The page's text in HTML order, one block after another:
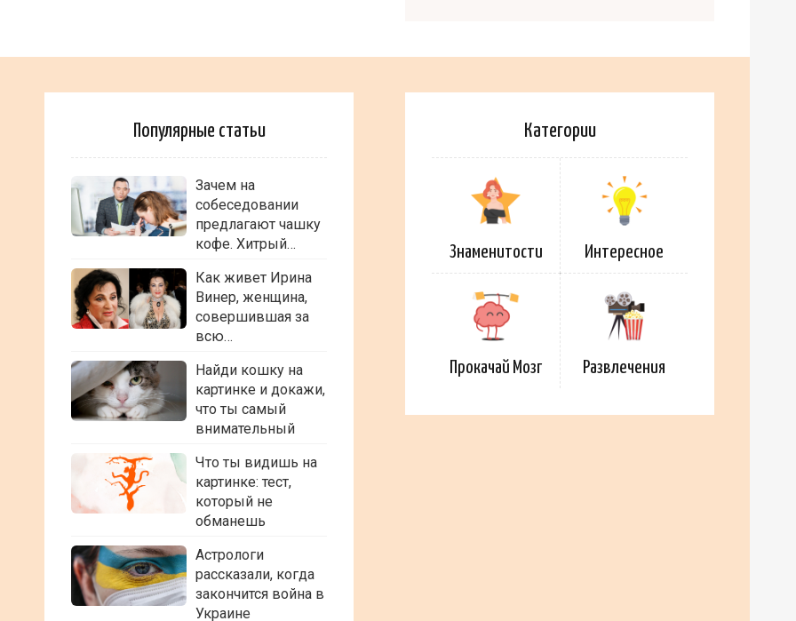
Популярные статьи
Зачем на
собеседовании
предлагают чашку
кофе. Хитрый…
Как живет Ирина
Винер, женщина,
совершившая за
всю…
Найди кошку на
картинке и докажи,
что ты самый
внимательный
Что ты видишь на
картинке: тест,
который не
обманешь
Астрологи
рассказали, когда
закончится война в
Украине
Категории
Знаменитости Интересное
Прокачай Мозг Развлечения